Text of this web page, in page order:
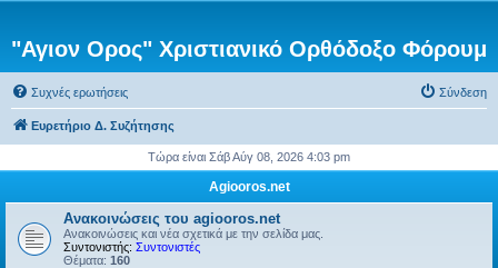
"Αγιον Ορος" Χριστιανικό Ορθόδοξο Φόρουμ
Συχνές ερωτήσεις Σύνδεση
Ευρετήριο Δ. Συζήτησης
Τώρα είναι Σάβ Αύγ 08, 2026 4:03 pm
Agiooros.net
Ανακοινώσεις του agiooros.net
Ανακοινώσεις και νέα σχετικά με την σελίδα μας.
Συντονιστής: Συντονιστές
Θέματα: 160